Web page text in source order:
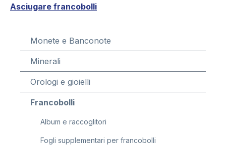
Asciugare francobolli
Monete e Banconote
Minerali
Orologi e gioielli
Francobolli
Album e raccoglitori
Fogli supplementari per francobolli